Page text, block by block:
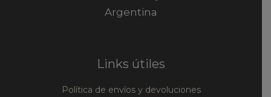
Argentina
Links útiles
Política de envíos y devoluciones